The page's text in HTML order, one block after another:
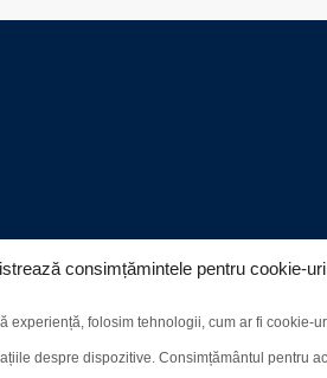
consimțămintele pentru cookie-uri
experiență, folosim tehnologii, cum ar fi cookie-
despre dispozitive. Consimțământul pentru